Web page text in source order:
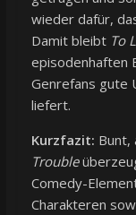
wieder dafür,
Damit bleibt To
episodenhaften
Genrefans gute
liefert.
Kurzfazit: Bunt,
Trouble
Comedy-
Charakteren